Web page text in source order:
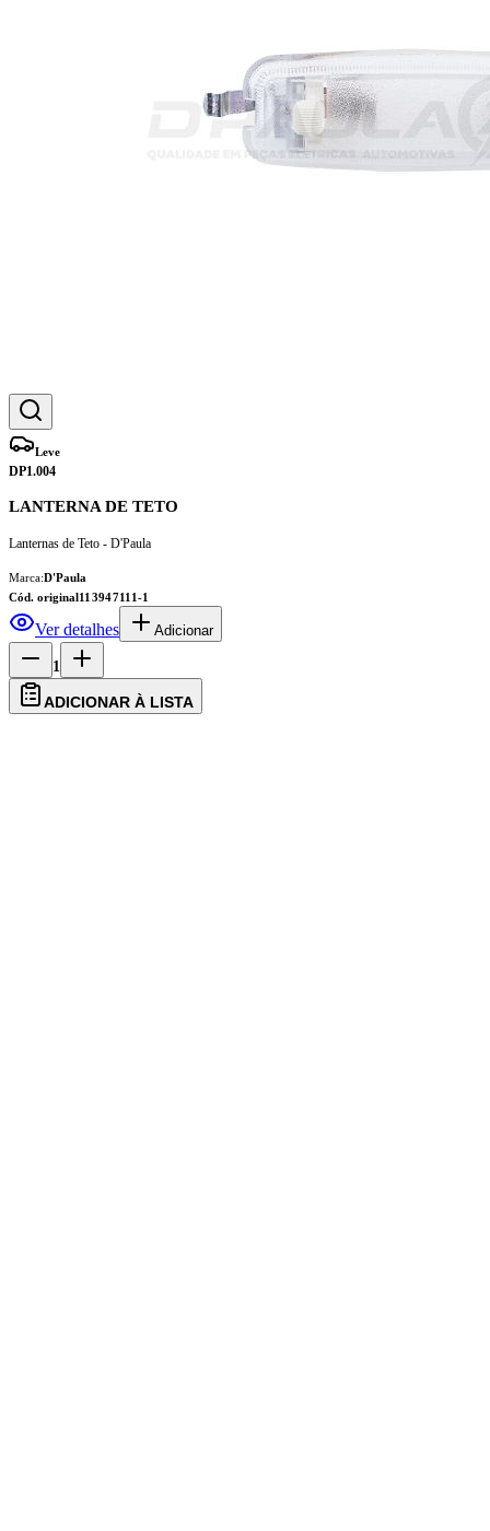
Leve
DP1.004
LANTERNA DE TETO
Lanternas de Teto - D'Paula
Marca:D'Paula
Cód. original113947111-1
Ver detalhes Adicionar
1
ADICIONAR À LISTA